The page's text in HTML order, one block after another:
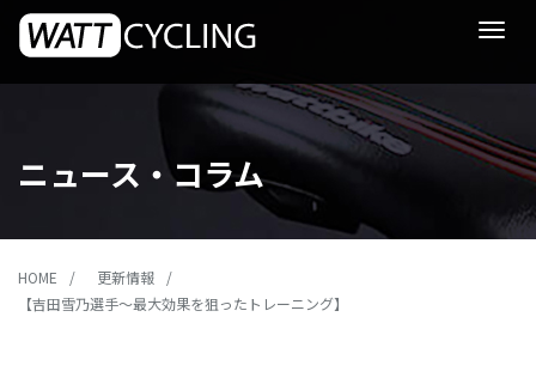
Toggle
ニュース・コラム
HOME
更新情報
【吉田雪乃選手～最大効果を狙ったトレーニング】